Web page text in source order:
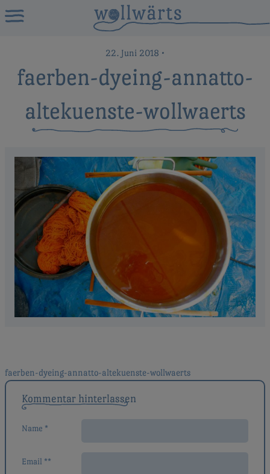
22. Juni 2018 •
faerben-dyeing-annatto-
altekuenste-wollwaerts
Beitragsnavigation
faerben-dyeing-annatto-altekuenste-wollwaerts
Kommentar hinterlassen
Name *
Email **